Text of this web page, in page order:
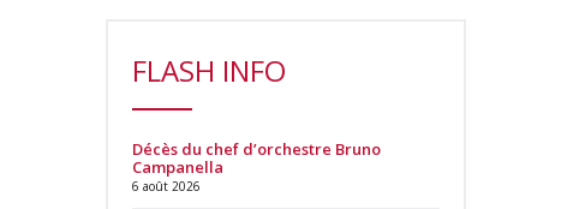
FLASH INFO
Décès du chef d’orchestre Bruno
Campanella
6 août 2026